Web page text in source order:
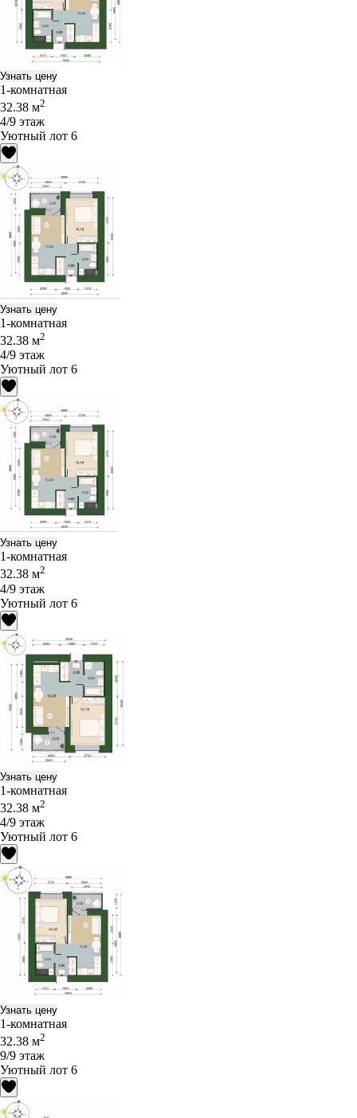
Узнать цену
1-комнатная
32.38 м2
4/9 этаж
Уютный лот 6
Узнать цену
1-комнатная
32.38 м2
4/9 этаж
Уютный лот 6
Узнать цену
1-комнатная
32.38 м2
4/9 этаж
Уютный лот 6
Узнать цену
1-комнатная
32.38 м2
4/9 этаж
Уютный лот 6
Узнать цену
1-комнатная
32.38 м2
9/9 этаж
Уютный лот 6